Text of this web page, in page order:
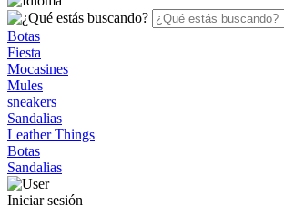
Botas
Fiesta
Mocasines
Mules
sneakers
Sandalias
Leather Things
Botas
Sandalias
Iniciar sesión